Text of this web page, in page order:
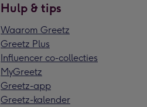
Hulp & tips
Waarom Greetz
Greetz Plus
Influencer co-collecties
MyGreetz
Greetz-app
Greetz-kalender